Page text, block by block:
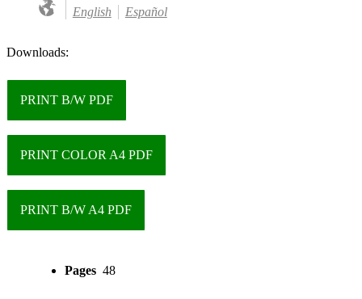
English Español
Downloads:
PRINT B/W PDF
PRINT COLOR A4 PDF
PRINT B/W A4 PDF
Pages 48